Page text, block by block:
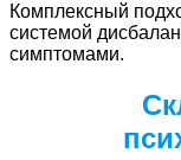
Комплексный
системой
симптомами.